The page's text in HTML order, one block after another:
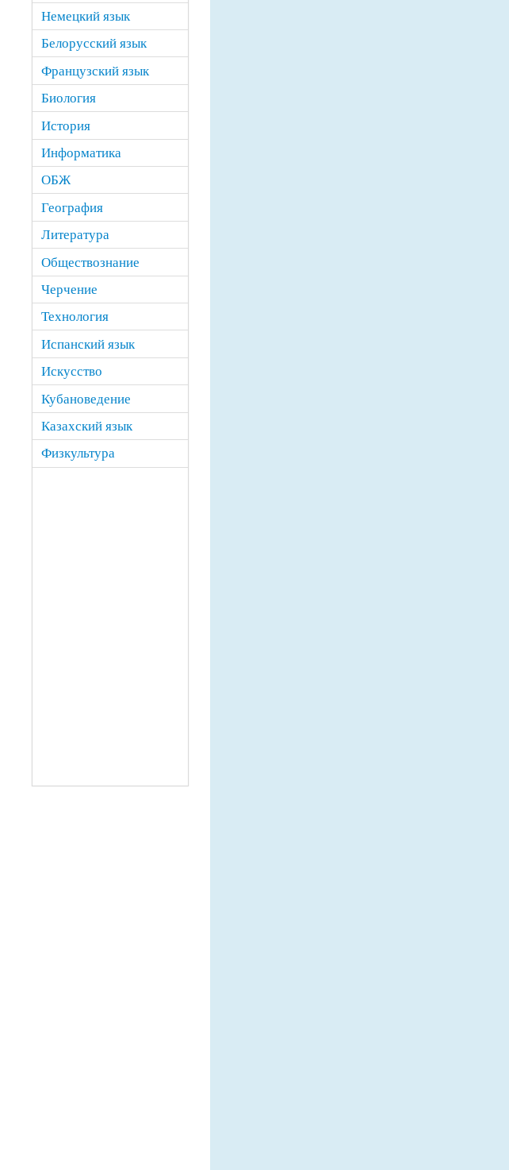
Немецкий язык
Белорусский язык
Французский язык
Биология
История
Информатика
ОБЖ
География
Литература
Обществознание
Черчение
Технология
Испанский язык
Искусство
Кубановедение
Казахский язык
Физкультура